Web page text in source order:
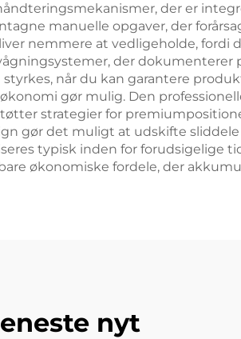
der er
manuelle opgaver, der
nemmere at vedligeholde, fordi
der
når du kan garantere
gør mulig. Den
strategier for
gør det muligt at udskifte
typisk inden for forudsigelige
økonomiske fordele, der
nyt